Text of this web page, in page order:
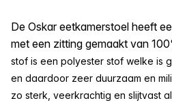
De Oskar eetkamerstoel heeft
met een zitting gemaakt van
stof is een polyester stof welke is
en daardoor zeer duurzaam en
zo sterk, veerkrachtig en slijtvast